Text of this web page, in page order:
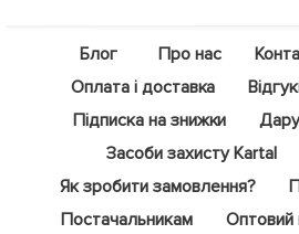
Блог Про нас
Оплата і доставка
Підписка на знижки
Засоби захисту Kartal
Як зробити замовлення?
Постачальникам
Оптовий